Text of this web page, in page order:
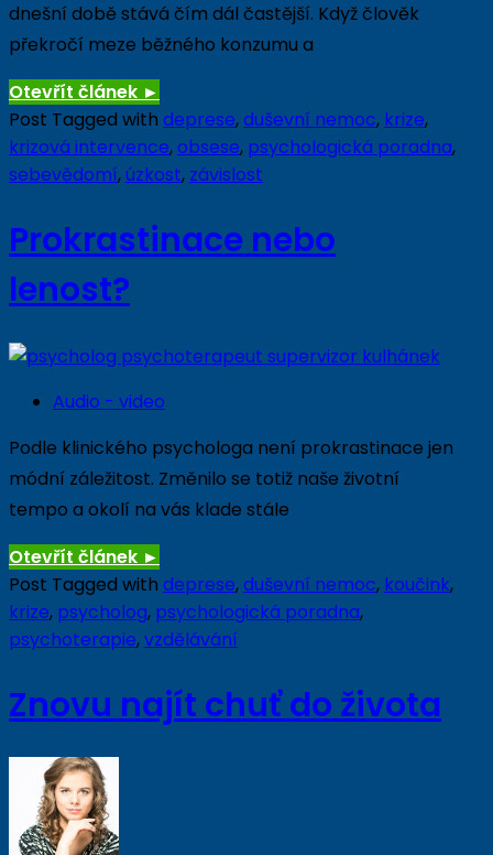
dnešní době stává čím dál častější. Když člověk
překročí meze běžného konzumu a
Otevřít článek ►
Post Tagged with deprese,duševní nemoc, krize,
krizová intervence,obsese, psychologická poradna,
sebevědomí,úzkost, závislost
Prokrastinace nebo
lenost?
Audio - video
Podle klinického psychologa není prokrastinace jen
módní záležitost. Změnilo se totiž naše životní
tempo a okolí na vás klade stále
Otevřít článek ►
Post Tagged with deprese,duševní nemoc, koučink,
krize, psycholog, psychologická poradna,
psychoterapie,vzdělávání
Znovu najít chuť do života